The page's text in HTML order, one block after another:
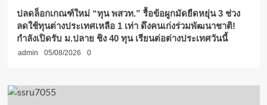
ปลดล็อกเกณฑ์ใหม่ “ทุน พสวท.” รื้อข้อผูกมัดยืดหยุ่น 3 ช่วง
ลดใช้ทุนต่างประเทศเหลือ 1 เท่า ดึงคนเก่งร่วมพัฒนาชาติ!
กำลังเปิดรับ ม.ปลาย ชิง 40 ทุน เรียนต่อต่างประเทศวันนี้
admin 05/08/2026 0